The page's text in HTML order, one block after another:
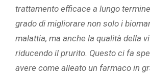
trattamento efficace a lungo
grado di migliorare non solo i
malattia, ma anche la qualità della
riducendo il prurito. Questo ci fa
avere come alleato un farmaco in